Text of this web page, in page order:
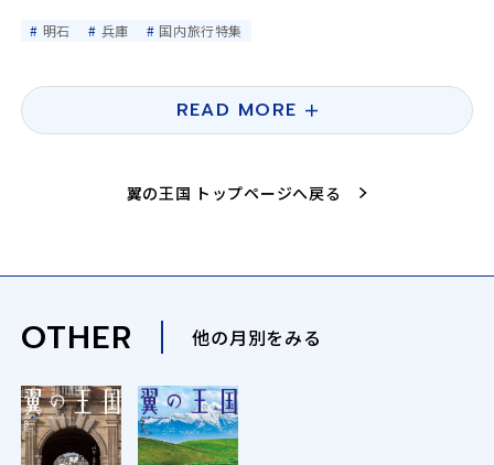
明石 兵庫 国内旅行特集
READ MORE
翼の王国 トップページへ戻る
他の月別をみる
OTHER